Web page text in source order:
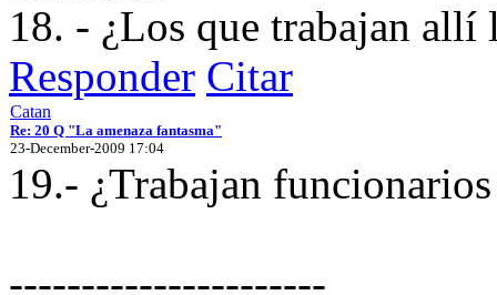
18. - ¿Los que trabajan allí
Responder Citar
Catan
Re: 20 Q "La amenaza fantasma"
23-December-2009 17:04
19.- ¿Trabajan
----------------------